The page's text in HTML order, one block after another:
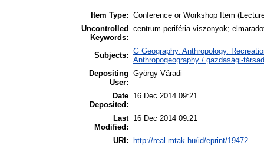
Item Type: Conference or Workshop Item
Uncontrolled
Keywords:
centrum-periféria viszonyok;
Subjects: G Geography. Anthropology.
Anthropogeography / gazdasági-
Depositing
User:
György Váradi
Date
Deposited:
16 Dec 2014 09:21
Last
Modified:
16 Dec 2014 09:21
URI: http://real.mtak.hu/id/eprint/19472